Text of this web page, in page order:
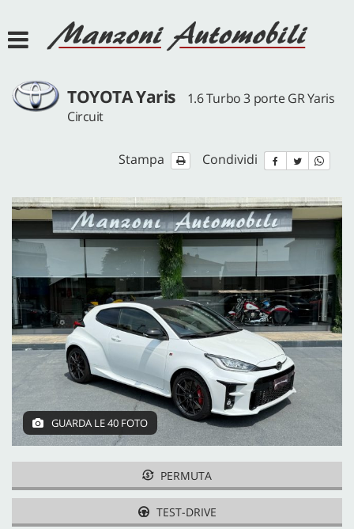
SERVIZI
ACQUISTIAMO USATO
ASSISTENZA
DEF POINT
JEEP POINT
TOYOTA Yaris
1.6 Turbo 3 porte GR Yaris
Circuit
Stampa Condividi
GUARDA LE 40 FOTO
PERMUTA
TEST-DRIVE